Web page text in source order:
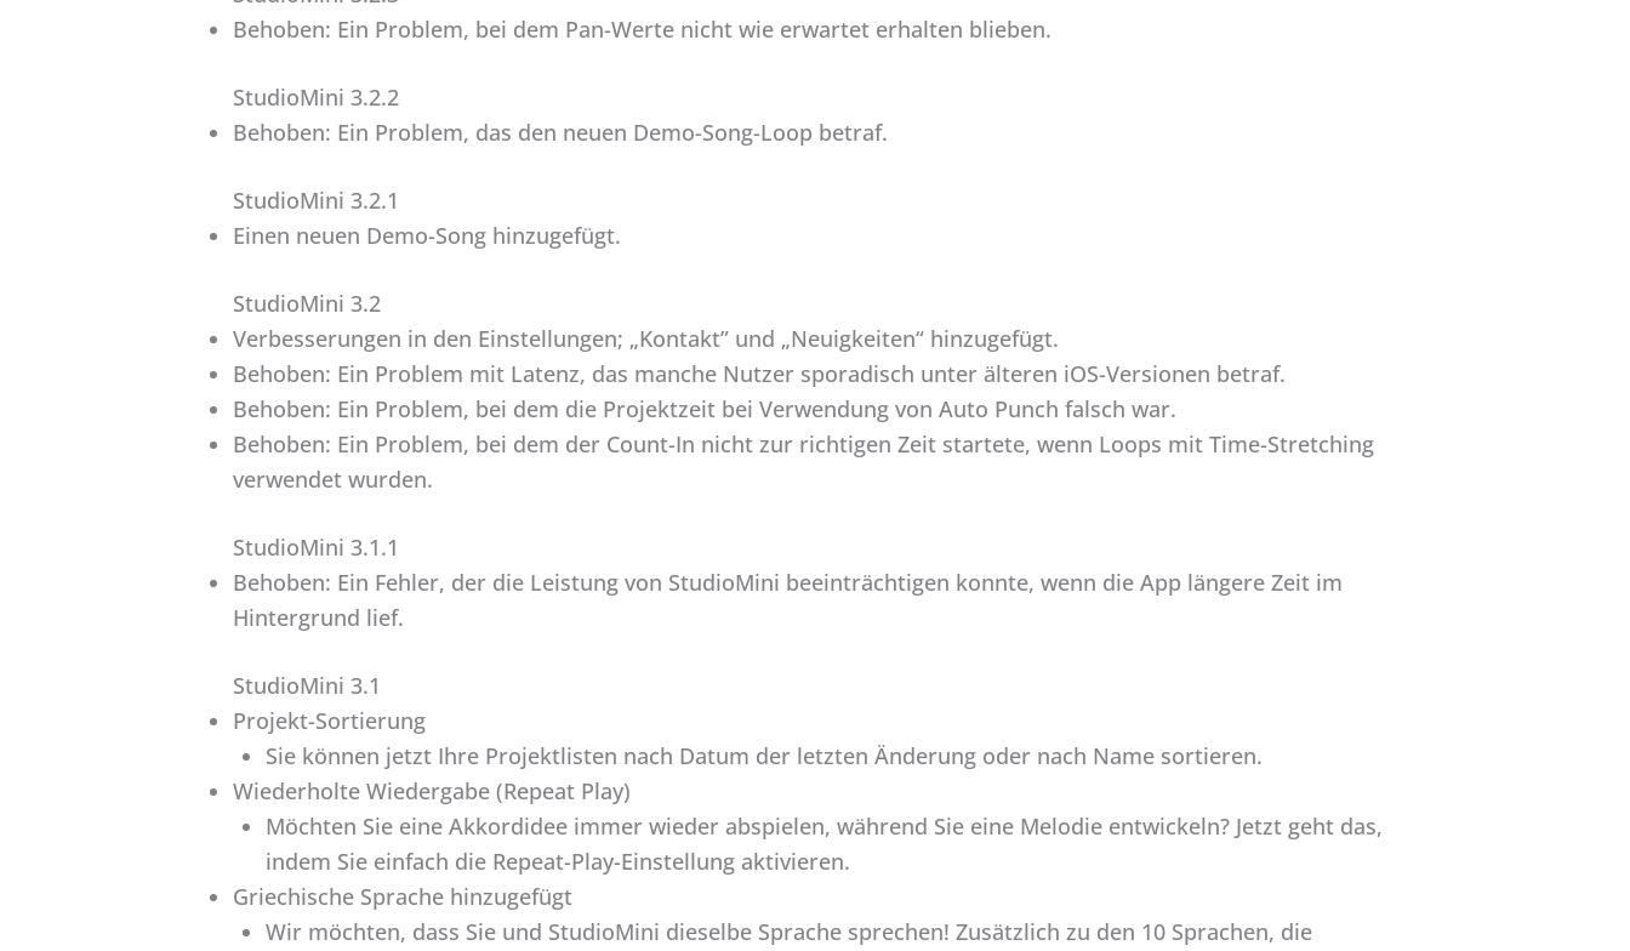
Behoben: Ein Problem, bei dem Pan-Werte nicht wie erwartet erhalten blieben.
StudioMini 3.2.2
Behoben: Ein Problem, das den neuen Demo-Song-Loop betraf.
StudioMini 3.2.1
Einen neuen Demo-Song hinzugefügt.
StudioMini 3.2
Verbesserungen in den Einstellungen; „Kontakt” und „Neuigkeiten“ hinzugefügt.
Behoben: Ein Problem mit Latenz, das manche Nutzer sporadisch unter älteren iOS-Versionen betraf.
Behoben: Ein Problem, bei dem die Projektzeit bei Verwendung von Auto Punch falsch war.
Behoben: Ein Problem, bei dem der Count-In nicht zur richtigen Zeit startete, wenn Loops mit Time-Stretching
verwendet wurden.
StudioMini 3.1.1
Behoben: Ein Fehler, der die Leistung von StudioMini beeinträchtigen konnte, wenn die App längere Zeit im
Hintergrund lief.
StudioMini 3.1
Projekt-Sortierung
Sie können jetzt Ihre Projektlisten nach Datum der letzten Änderung oder nach Name sortieren.
Wiederholte Wiedergabe (Repeat Play)
Möchten Sie eine Akkordidee immer wieder abspielen, während Sie eine Melodie entwickeln? Jetzt geht das,
indem Sie einfach die Repeat-Play-Einstellung aktivieren.
Griechische Sprache hinzugefügt
Wir möchten, dass Sie und StudioMini dieselbe Sprache sprechen! Zusätzlich zu den 10 Sprachen, die